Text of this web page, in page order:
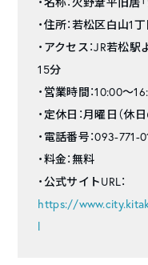
・住所：若松区白山1
・アクセス：JR若松
15分
・営業時間：10:00～
・定休日：月曜日（休
・電話番号：093-771-
・料金：無料
・公式サイトURL：
https://
l